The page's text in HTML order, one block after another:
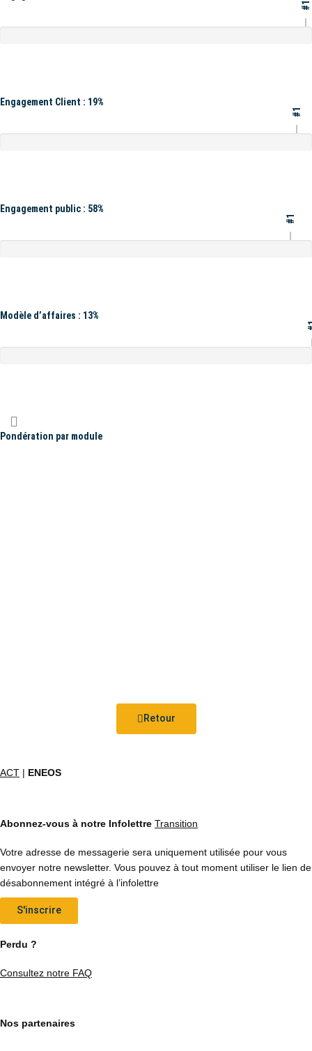
#1
Engagement Client : 19%
#1
Engagement public : 58%
#1
Modèle d’affaires : 13%
Pondération par module
Retour
ACT | ENEOS
Abonnez-vous à notre Infolettre Transition
Votre adresse de messagerie sera uniquement utilisée pour vous
envoyer notre newsletter. Vous pouvez à tout moment utiliser le lien de
désabonnement intégré à l’infolettre
S'inscrire
Perdu ?
Consultez notre FAQ
Nos partenaires